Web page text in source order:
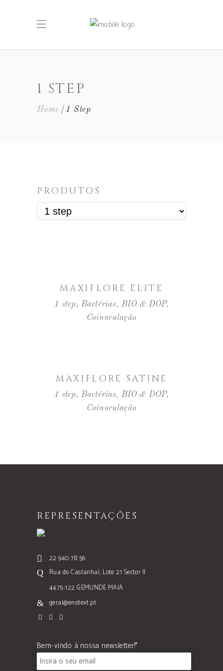
1 STEP
Home 1 Step
PRODUTOS
MAXIFLORE ELITE
1 step, Bactérias, BIO & DOP,
Coinoculação
MAXIFLORE SATINE
1 step, Bactérias, BIO & DOP,
Coinoculação
REPRESENTAÇÕES
22 940 78 56
Rua do Castanhal, Lote 21 Sector II
4475-122 GEMUNDE MAIA
geral@enotext.pt
Bem-vindo à nossa newsletter!*